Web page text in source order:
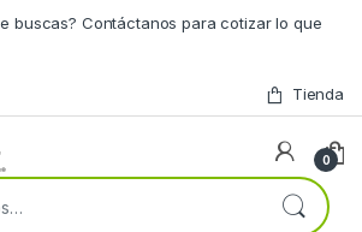
buscas? Contáctanos para cotizar lo que
Tienda
0